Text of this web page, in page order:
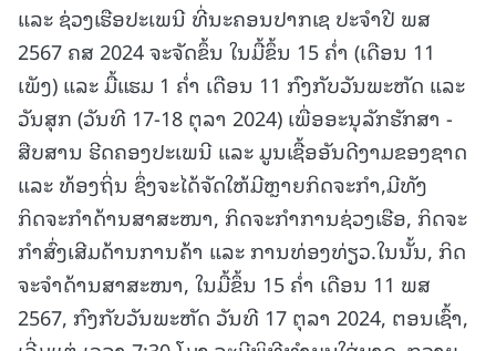
ແລະ ຊ່ວງເຮືອປະເພນີ ທີ່ນະຄອນປາກເຊ ປະຈໍາປີ ພສ
2567 ຄສ 2024 ຈະຈັດຂຶ້ນ ໃນມື້ຂຶ້ນ 15 ຄໍ່າ (ເດືອນ 11
ເພັງ) ແລະ ມື້ແຮມ 1 ຄໍ່າ ເດືອນ 11 ກົງກັບວັນພະຫັດ ແລະ
ວັນສຸກ (ວັນທີ 17-18 ຕຸລາ 2024) ເພື່ອອະນຸລັກຮັກສາ -
ສືບສານ ຮີດຄອງປະເພນີ ແລະ ມູນເຊື້ອອັນດີງາມຂອງຊາດ
ແລະ ທ້ອງຖິ່ນ ຊຶ່ງຈະໄດ້ຈັດໃຫ້ມີຫຼາຍກິດຈະກຳ,ມີທັງ
ກິດຈະກຳດ້ານສາສະໜາ, ກິດຈະກຳການຊ່ວງເຮືອ, ກິດຈະ
ກໍາສົ່ງເສີມດ້ານການຄ້າ ແລະ ການທ່ອງທ່ຽວ.ໃນນັ້ນ, ກິດ
ຈະຈໍາດ້ານສາສະໜາ, ໃນມື້ຂຶ້ນ 15 ຄໍ່າ ເດືອນ 11 ພສ
2567, ກົງກັບວັນພະຫັດ ວັນທີ 17 ຕຸລາ 2024, ຕອນເຊົ້າ,